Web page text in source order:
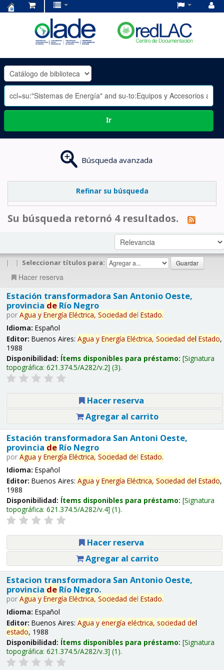
OLADE
-
Ir
Búsqueda avanzada
Refinar su búsqueda
Su búsqueda retornó 4 resultados.
| | Seleccionar títulos para:
Hacer reserva
Estación transformadora San Antonio Oeste,
provincia deRío Negro
por Agua y Energía Eléctrica, Sociedad del Estado.
Idioma: Español
Editor: Buenos Aires: Agua y Energía Eléctrica, Sociedad del Estado,
1988
Disponibilidad: Ítems disponibles para préstamo: Signatura
topográfica: 621.374.5/A282/v.2 (3).
Hacer reserva
Agregar al carrito
Estación transformadora San Antoni Oeste,
provincia deRío Negro
por Agua y Energía Eléctrica, Sociedad del Estado.
Idioma: Español
Editor: Buenos Aires: Agua y Energía Eléctrica, Sociedad del Estado,
1988
Disponibilidad: Ítems disponibles para préstamo: Signatura
topográfica: 621.374.5/A282/v.4 (1).
Hacer reserva
Agregar al carrito
Estacion transformadora San Antonio Oeste,
provincia deRío Negro.
por Agua y Energía Eléctrica, Sociedad del Estado.
Idioma: Español
Editor: Buenos Aires: Agua y energía eléctrica, sociedad del
estado, 1988
Disponibilidad: Ítems disponibles para préstamo: Signatura
topográfica: 621.374.5/A282/v.3 (1).